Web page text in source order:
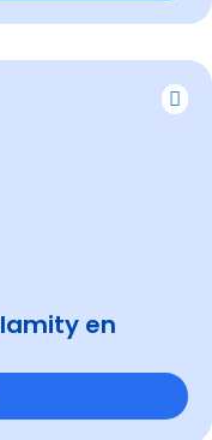
en